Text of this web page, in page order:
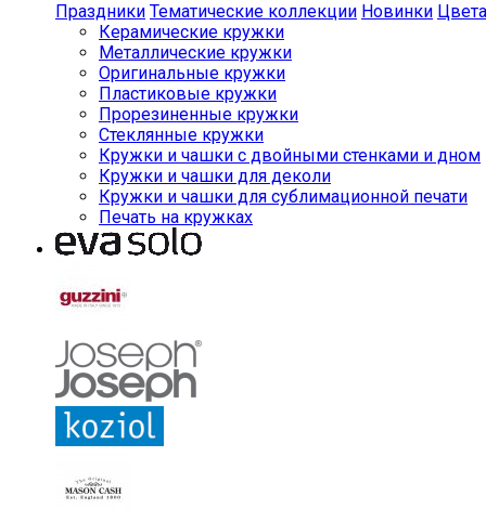
Праздники Тематические коллекции Новинки Цвета
Керамические кружки
Металлические кружки
Оригинальные кружки
Пластиковые кружки
Прорезиненные кружки
Стеклянные кружки
Кружки и чашки с двойными стенками и дном
Кружки и чашки для деколи
Кружки и чашки для сублимационной печати
Печать на кружках